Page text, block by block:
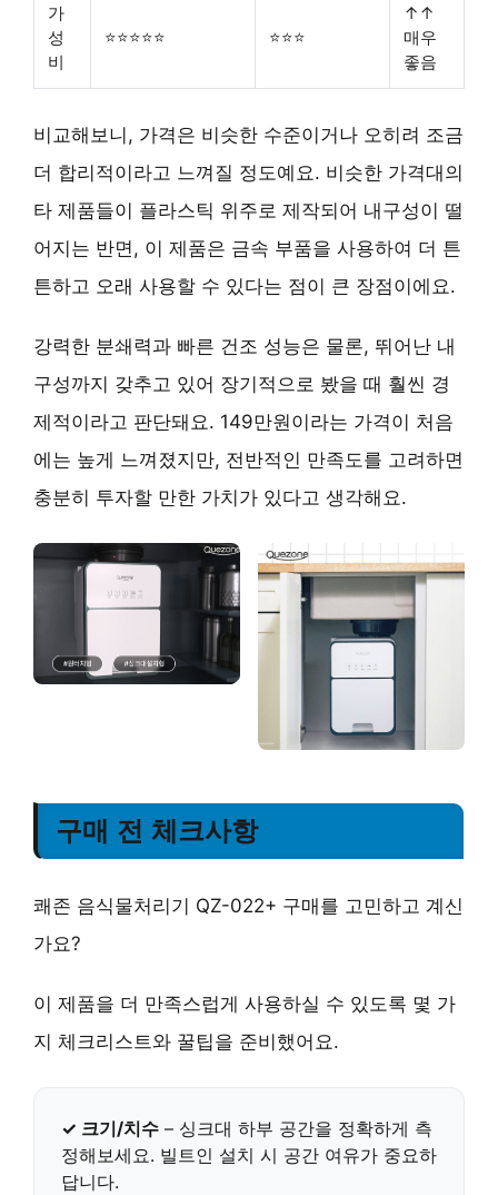
가
성
비
⭐⭐⭐⭐⭐ ⭐⭐⭐
↑↑
매우
좋음
비교해보니, 가격은 비슷한 수준이거나 오히려 조금
더 합리적이라고 느껴질 정도예요. 비슷한 가격대의
타 제품들이 플라스틱 위주로 제작되어 내구성이 떨
어지는 반면, 이 제품은 금속 부품을 사용하여 더 튼
튼하고 오래 사용할 수 있다는 점이 큰 장점이에요.
강력한 분쇄력과 빠른 건조 성능은 물론, 뛰어난 내
구성까지 갖추고 있어 장기적으로 봤을 때 훨씬 경
제적이라고 판단돼요. 149만원이라는 가격이 처음
에는 높게 느껴졌지만, 전반적인 만족도를 고려하면
충분히 투자할 만한 가치가 있다고 생각해요.
구매 전 체크사항
쾌존 음식물처리기 QZ-022+ 구매를 고민하고 계신
가요?
이 제품을 더 만족스럽게 사용하실 수 있도록 몇 가
지 체크리스트와 꿀팁을 준비했어요.
✓ 크기/치수 – 싱크대 하부 공간을 정확하게 측
정해보세요. 빌트인 설치 시 공간 여유가 중요하
답니다.